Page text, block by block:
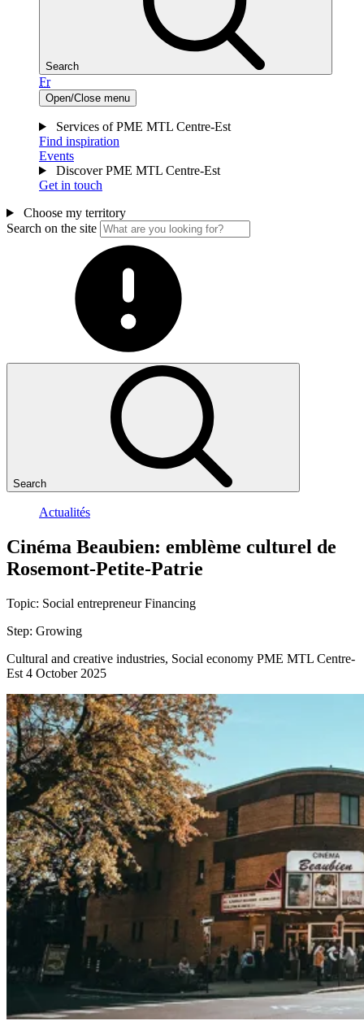
Search
Fr
Open/Close menu
Services of PME MTL Centre-Est
Find inspiration
Events
Discover PME MTL Centre-Est
Get in touch
Choose my territory
Search on the site
Search
Actualités
Cinéma Beaubien: emblème culturel de
Rosemont-Petite-Patrie
Topic: Social entrepreneurFinancing
Step: Growing
Cultural and creative industries, Social economy PME MTL Centre-
Est 4 October 2025